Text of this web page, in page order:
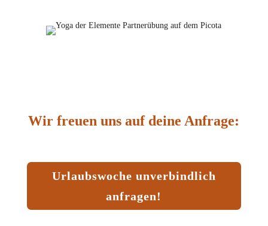
Wir freuen uns auf deine Anfrage:
Urlaubswoche unverbindlich
anfragen!